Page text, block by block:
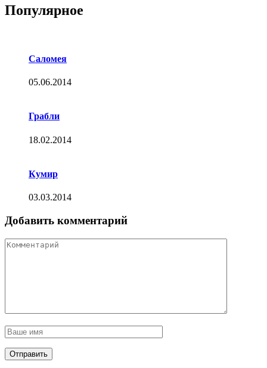
Популярное
Саломея
05.06.2014
Грабли
18.02.2014
Кумир
03.03.2014
Добавить комментарий